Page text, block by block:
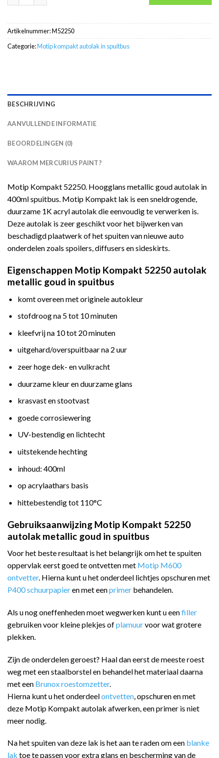
Artikelnummer:M52250
Categorie:Motip kompakt autolak in spuitbus
BESCHRIJVING
AANVULLENDE INFORMATIE
BEOORDELINGEN (0)
WAAROM MERCURIUS PAINT?
Motip Kompakt 52250. Hoogglans metallic goud autolak in
400ml spuitbus. Motip Kompakt lak is een sneldrogende,
duurzame 1K acryl autolak die eenvoudig te verwerken is.
Deze autolak is zeer geschikt voor het bijwerken van
beschadigd plaatwerk of het spuiten van nieuwe auto
onderdelen zoals spoilers, diffusers en sideskirts.
Eigenschappen Motip Kompakt 52250 autolak
metallic goud in spuitbus
komt overeen met originele autokleur
stofdroog na 5 tot 10 minuten
kleefvrij na 10 tot 20 minuten
uitgehard/overspuitbaar na 2 uur
zeer hoge dek- en vulkracht
duurzame kleur en duurzame glans
krasvast en stootvast
goede corrosiewering
UV-bestendig en lichtecht
uitstekende hechting
inhoud: 400ml
op acrylaathars basis
hittebestendig tot 110°C
Gebruiksaanwijzing Motip Kompakt 52250
autolak metallic goud in spuitbus
Voor het beste resultaat is het belangrijk om het te spuiten
oppervlak eerst goed te ontvetten met Motip M600
ontvetter. Hierna kunt u het onderdeel lichtjes opschuren met
P400 schuurpapieren met eenprimer behandelen.
Als u nog oneffenheden moet wegwerken kunt u eenfiller
gebruiken voor kleine plekjes ofplamuurvoor wat grotere
plekken.
Zijn de onderdelen geroest? Haal dan eerst de meeste roest
weg met een staalborstel en behandel het materiaal daarna
met een Brunox roestomzetter.
Hierna kunt u het onderdeelontvetten , opschuren en met
deze Motip Kompakt autolak afwerken, een primer is niet
meer nodig.
Na het spuiten van deze lak is het aan te raden om een blanke
lak toe te passen voor extra glans en bescherming van de